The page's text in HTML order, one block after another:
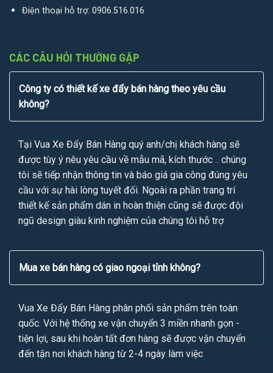
Điện thoại hỗ trợ: 0906.516.016
CÁC CÂU HỎI THƯỜNG GẶP
Công ty có thiết kế xe đẩy bán hàng theo yêu cầu
không?
Tại Vua Xe Đẩy Bán Hàng quý anh/chị khách hàng sẽ
được tùy ý nêu yêu cầu về mẫu mã, kích thước .. chúng
tôi sẽ tiếp nhận thông tin và báo giá gia công đúng yêu
cầu với sự hài lòng tuyết đối. Ngoài ra phần trang trí
thiết kế sản phẩm dán in hoàn thiện cũng sẽ được đội
ngũ design giàu kinh nghiệm của chúng tôi hỗ trợ
Mua xe bán hàng có giao ngoại tỉnh không?
Vua Xe Đẩy Bán Hàng phân phối sản phẩm trên toàn
quốc. Với hệ thống xe vận chuyển 3 miền nhanh gọn -
tiện lợi, sau khi hoàn tất đơn hàng sẽ được vận chuyển
đến tận nơi khách hàng từ 2-4 ngày làm việc